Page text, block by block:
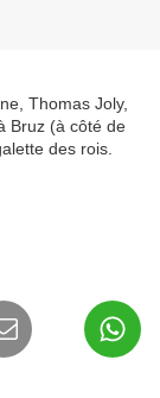
Thomas Joly,
Bruz (à côté de
des rois.